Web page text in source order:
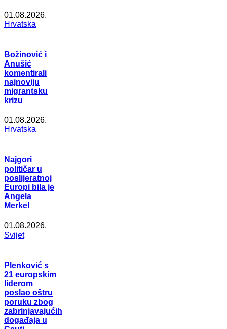
01.08.2026.
Hrvatska
Božinović i
Anušić
komentirali
najnoviju
migrantsku
krizu
01.08.2026.
Hrvatska
Najgori
političar u
poslijeratnoj
Europi bila je
Angela
Merkel
01.08.2026.
Svijet
Plenković s
21 europskim
liderom
poslao oštru
poruku zbog
zabrinjavajućih
događaja u